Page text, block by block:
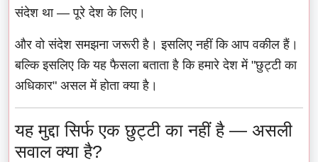
संदेश था — पूरे देश के लिए।
और वो संदेश समझना जरूरी है। इसलिए नहीं कि आप वकील हैं।
बल्कि इसलिए कि यह फैसला बताता है कि हमारे देश में "छुट्टी का
अधिकार" असल में होता क्या है।
यह मुद्दा सिर्फ एक छुट्टी का नहीं है — असली
सवाल क्या है?